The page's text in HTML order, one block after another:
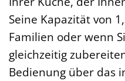
Seine Kapazität von
Familien oder wenn
gleichzeitig
Bedienung über das